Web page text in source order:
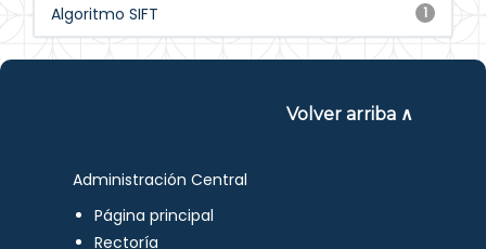
1
Algoritmo SIFT
Volver arriba ∧
Administración Central
Página principal
Rectoría